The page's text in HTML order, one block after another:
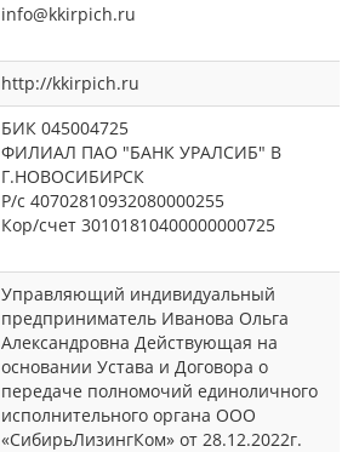
info@kkirpich.ru
http://kkirpich.ru
БИК 045004725
ФИЛИАЛ ПАО "БАНК УРАЛСИБ" В
Г.НОВОСИБИРСК
Р/с 40702810932080000255
Кор/счет 30101810400000000725
Управляющий индивидуальный
предприниматель Иванова Ольга
Александровна Действующая на
основании Устава и Договора о
передаче полномочий единоличного
исполнительного органа ООО
«СибирьЛизингКом» от 28.12.2022г.